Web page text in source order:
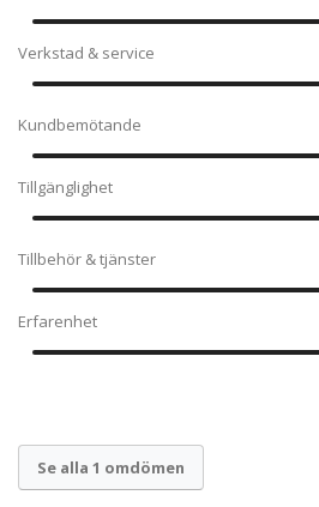
Verkstad & service
Kundbemötande
Tillgänglighet
Tillbehör & tjänster
Erfarenhet
Se alla 1 omdömen